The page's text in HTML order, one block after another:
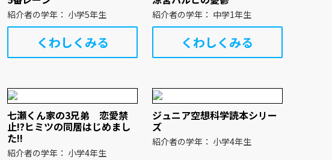
紹介者の学年： 小学5年生
くわしくみる
紹介者の学年： 中学1年生
くわしくみる
七瀬くん家の3兄弟 恋愛禁
止!?ヒミツの同居はじめまし
た!!
紹介者の学年： 小学4年生
ジュニア空想科学読本シリー
ズ
紹介者の学年： 小学4年生